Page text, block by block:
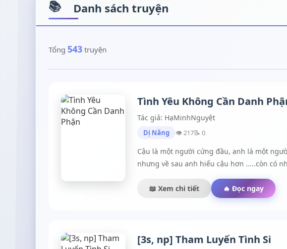
Danh sách truyện
Tổng 543 truyện
Tình Yêu Không Cần Danh
Tác giả: HạMinhNguyệt
Dị Năng 👁 217📝 0
Cậu là một người cứng đầu, anh là một
nhưng về sau anh hiểu cậu hơn .....còn có
📖 Xem chi tiết 🔥 Đọc ngay
[3s, np] Tham Luyến Tình Si